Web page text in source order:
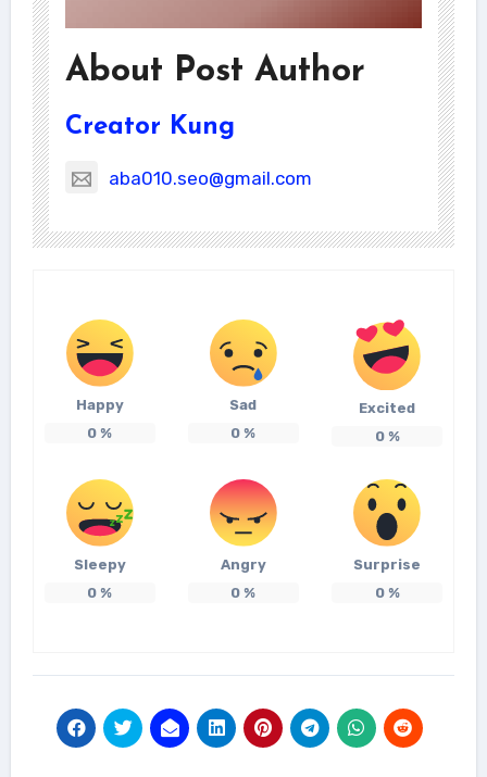
About Post Author
Creator Kung
aba010.seo@gmail.com
Happy
0 %
Sad
0 %
Excited
0%
Sleepy
0 %
Angry
0 %
Surprise
0%